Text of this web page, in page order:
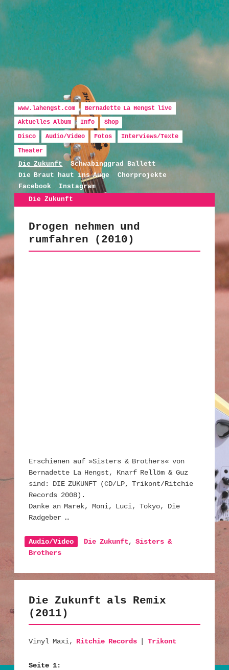
Bernadette La Hengst
Hauptmenü
Zum Inhalt wechseln
Zum sekundären Inhalt wechseln
www.lahengst.com
Bernadette La Hengst live
Aktuelles Album
Info
Shop
Disco
Audio/Video Fotos
Interviews/Texte
Theater
Die Zukunft
Schwabinggrad Ballett
Die Braut haut ins Auge
Chorprojekte
Facebook
Instagram
Die Zukunft
Drogen nehmen und
rumfahren (2010)
Erschienen auf »Sisters & Brothers« von
Bernadette La Hengst, Knarf Rellöm & Guz
sind: DIE ZUKUNFT (CD/LP, Trikont/Ritchie
Records 2008).
Danke an Marek, Moni, Luci, Tokyo, Die
Radgeber …
Audio/Video Die Zukunft,Sisters &
Brothers
Die Zukunft als Remix
(2011)
Vinyl Maxi, Ritchie Records|Trikont
Seite 1: